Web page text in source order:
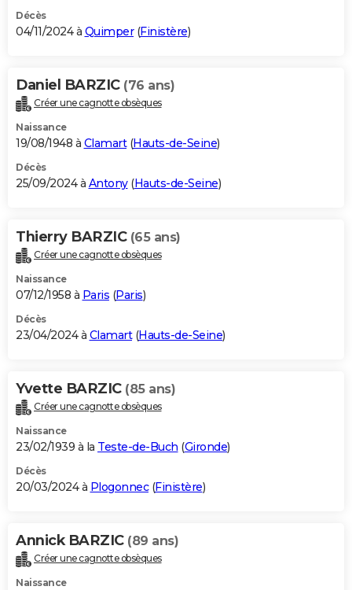
Décès
04/11/2024 à Quimper(Finistère)
Daniel BARZIC (76 ans)
Créer une cagnotte obsèques
Naissance
19/08/1948 à Clamart(Hauts-de-Seine)
Décès
25/09/2024 à Antony(Hauts-de-Seine)
Thierry BARZIC (65 ans)
Créer une cagnotte obsèques
Naissance
07/12/1958 à Paris (Paris)
Décès
23/04/2024 à Clamart(Hauts-de-Seine)
Yvette BARZIC (85 ans)
Créer une cagnotte obsèques
Naissance
23/02/1939 à la Teste-de-Buch (Gironde)
Décès
20/03/2024 à Plogonnec(Finistère)
Annick BARZIC (89 ans)
Créer une cagnotte obsèques
Naissance